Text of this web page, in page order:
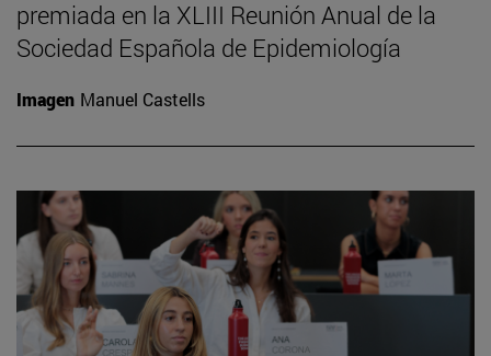
premiada en la XLIII Reunión Anual de la
Sociedad Española de Epidemiología
Imagen Manuel Castells